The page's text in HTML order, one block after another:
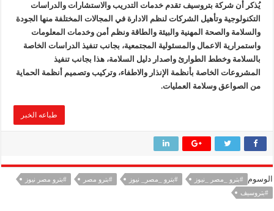
يُذكر أن شركة بتروسيف تقدم خدمات التدريب والاستشارات والدراسات
التكنولوجية وتأهيل الشركات لنظم الادارة في المجالات المختلفة منها الجودة
والسلامة والصحة المهنية والبيئة والطاقة ونظم أمن وخدمات المعلومات
واستمرارية الاعمال والمسئولية المجتمعية، بجانب تنفيذ الدراسات الخاصة
بالسلامة وخطط الطوارئ واصدار دليل السلامة، هذا بجانب تنفيذ
المشروعات الخاصة بأنظمة الإنذار والاطفاء، وتركيب وتصميم أنظمة الحماية
من الصواعق وسلامة العمليات.
طباعه الخبر
الوسوم #بترو _مصر _نيوز #بترو _مصر_ نيوز #بترو مصر
#بترو مصر نيوز
#بتروسيف